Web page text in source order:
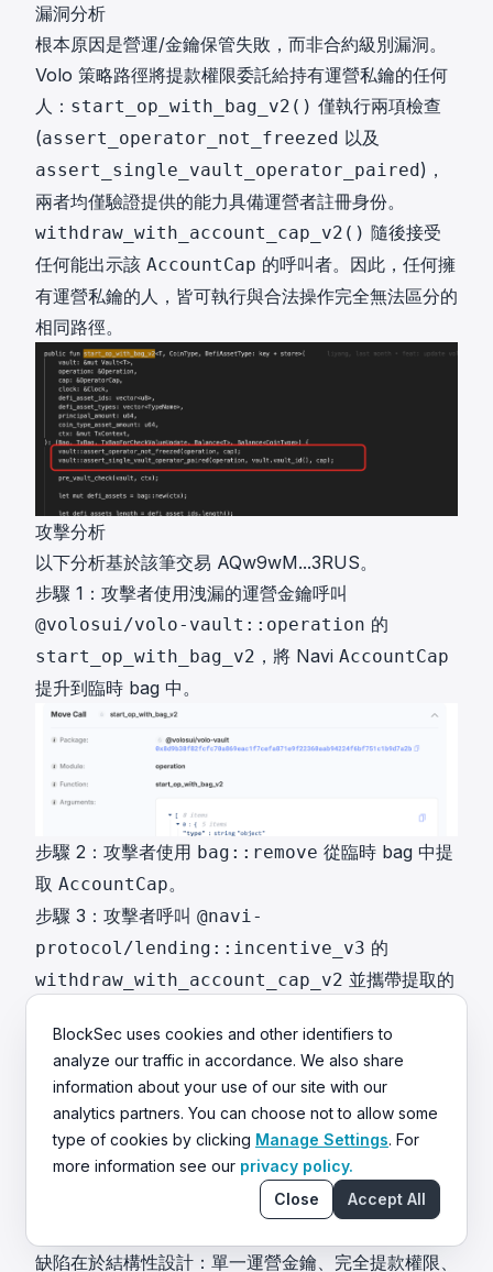
漏洞分析
根本原因是營運/金鑰保管失敗，而非合約級別漏洞。
Volo 策略路徑將提款權限委託給持有運營私鑰的任何
人： start_op_with_bag_v2() 僅執行兩項檢查
(assert_operator_not_freezed 以及
assert_single_vault_operator_paired)，
兩者均僅驗證提供的能力具備運營者註冊身份。
withdraw_with_account_cap_v2() 隨後接受
任何能出示該 AccountCap 的呼叫者。因此，任何擁
有運營私鑰的人，皆可執行與合法操作完全無法區分的
相同路徑。
攻擊分析
以下分析基於該筆交易 AQw9wM...3RUS。
步驟 1：攻擊者使用洩漏的運營金鑰呼叫
@volosui/volo-vault::operation 的
start_op_with_bag_v2 ，將 Navi AccountCap
提升到臨時 bag 中。
步驟 2：攻擊者使用 bag::remove 從臨時 bag 中提
取 AccountCap。
步驟 3：攻擊者呼叫 @navi-
protocol/lending::incentive_v3 的
withdraw_with_account_cap_v2 並攜帶提取的
步驟 4：攻擊者使用bag::add將AccountCap
缺陷在於結構性設計：單一運營金鑰、完全提款權限、
BlockSec uses cookies and other identifiers to
analyze our traffic in accordance. We also share
information about your use of our site with our
analytics partners. You can choose not to allow some
type of cookies by clicking Manage Settings. For
more information see our privacy policy.
Close
Accept All